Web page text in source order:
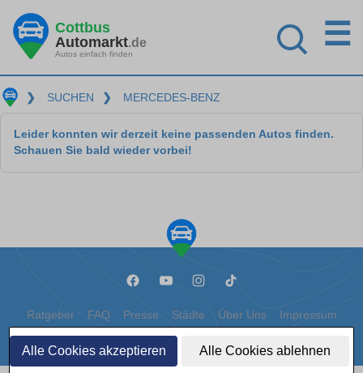
Alle Cookies akzeptieren Alle Cookies ablehnen
Cottbus
Automarkt.de
Autos einfach finden
☰
❯ SUCHEN ❯ MERCEDES-BENZ
Leider konnten wir derzeit keine passenden Autos finden.
Schauen Sie bald wieder vorbei!
Ratgeber FAQ Presse Städte Über Uns Impressum
Datenschutz Cookies